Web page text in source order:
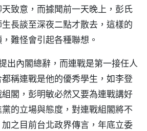
致意，而據聞前一天晚上，彭氏
長談至深夜二點才散去，這樣的
難怪會引起各種聯想。
出內閣總辭，而連戰是第一接任人
稱連戰是他的優秀學生，如李登
閣，彭明敏必然又要為連戰講好
的立場與態度，對連戰組閣將不
之目前台北政界傳言，年底立委